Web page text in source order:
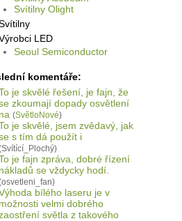
Svítilny Olight
LED
Seoul Semiconductor
komentáře:
je skvělé řešení, je fajn, že
zkoumají dopady osvětlení
(SvětloNové)
je skvělé, jsem zvědavý, jak
s tím dá použít i
je fajn zpráva, dobré řízení
se vždycky hodí.
bílého laseru je v
velmi dobrého
světla z takového